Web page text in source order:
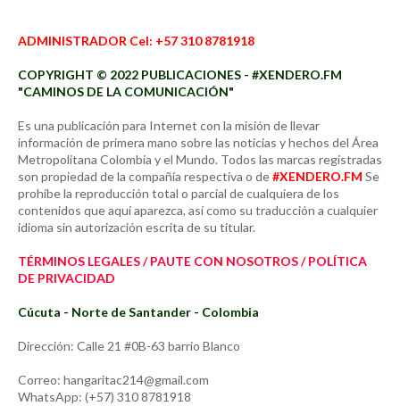
ADMINISTRADOR Cel: +57 310 8781918
COPYRIGHT © 2022 PUBLICACIONES - #XENDERO.FM
"CAMINOS DE LA COMUNICACIÓN"
Es una publicación para Internet con la misión de llevar
información de primera mano sobre las noticias y hechos del Área
Metropolitana Colombia y el Mundo. Todos las marcas registradas
son propiedad de la compañía respectiva o de#XENDERO.FM Se
prohíbe la reproducción total o parcial de cualquiera de los
contenidos que aquí aparezca, así como su traducción a cualquier
idioma sin autorización escrita de su titular.
TÉRMINOS LEGALES / PAUTE CON NOSOTROS / POLÍTICA
DE PRIVACIDAD
Cúcuta - Norte de Santander - Colombia
Dirección: Calle 21 #0B-63 barrio Blanco
Correo: hangaritac214@gmail.com
WhatsApp: (+57) 310 8781918